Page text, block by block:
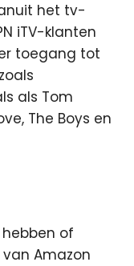
het tv-
iTV-klanten
toegang tot
als Tom
The Boys en
of
Amazon